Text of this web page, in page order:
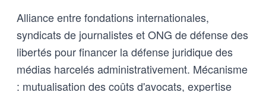
Alliance entre fondations internationales,
syndicats de journalistes et ONG de défense des
libertés pour financer la défense juridique des
médias harcelés administrativement. Mécanisme
: mutualisation des coûts d'avocats, expertise